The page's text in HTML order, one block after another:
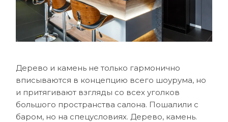
Дерево и камень не только гармонично
вписываются в концепцию всего шоурума, но
и притягивают взгляды со всех уголков
большого пространства салона. Пошалили с
баром, но на спецусловиях. Дерево, камень.